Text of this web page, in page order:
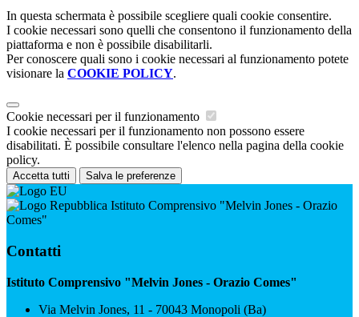
In questa schermata è possibile scegliere quali cookie consentire.
I cookie necessari sono quelli che consentono il funzionamento della
piattaforma e non è possibile disabilitarli.
Per conoscere quali sono i cookie necessari al funzionamento potete
visionare la COOKIE POLICY.
Cookie necessari per il funzionamento
I cookie necessari per il funzionamento non possono essere
disabilitati. È possibile consultare l'elenco nella pagina della cookie
policy.
Accetta tutti Salva le preferenze
Istituto Comprensivo "Melvin Jones - Orazio
Comes"
Contatti
Istituto Comprensivo "Melvin Jones - Orazio Comes"
Via Melvin Jones, 11 - 70043 Monopoli (Ba)